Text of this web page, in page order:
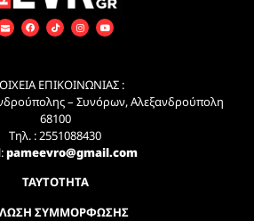
ΕΠΙΚΟΙΝΩΝΙΑΣ :
– Συνόρων, Αλεξανδρούπολη
68100
Τηλ. : 2551088430
pameevro@gmail.com
ΤΑΥΤΟΤΗΤΑ
ΣΥΜΜΟΡΦΩΣΗΣ